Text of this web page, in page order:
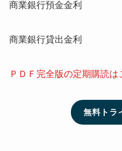
商業銀行預金金利
商業銀行貸出金利
ＰＤＦ完全版の定期購読は
無料トラ